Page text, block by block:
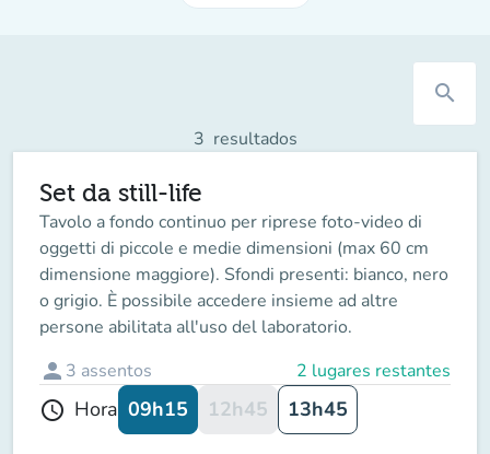
search
3 resultados
Set da still-life
Tavolo a fondo continuo per riprese foto-video di
oggetti di piccole e medie dimensioni (max 60 cm
dimensione maggiore). Sfondi presenti: bianco, nero
o grigio. È possibile accedere insieme ad altre
persone abilitata all'uso del laboratorio.
person 3 assentos 2 lugares restantes
schedule Hora 09h15 12h45 13h45